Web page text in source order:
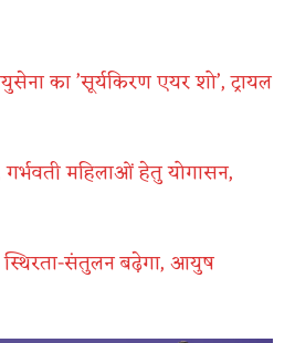
का ​’सूर्यकिरण एयर शो​’, ट्रायल
महिलाओं हेतु योगासन,
स्थिरता-संतुलन बढ़ेगा, आयुष